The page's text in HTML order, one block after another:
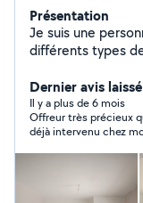
Présentation
Je suis une
différents types de
tapisserie Aide et soutien à la conduite Travaux
d'entretien des espaces verts
voiture Montage et installation d'étagères J'oublie
d'autres
N'hésitez pas à
renseignements.
ponctuel,
Dernier avis
Il y a plus de 6 mois
Offreur très précieux
déjà intervenu chez
beaucoup de